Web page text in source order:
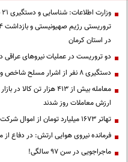
در استان کرمان
دو تروریست در عملیات نیروهای عراقی
دستگیری ۸ نفر از اشرار مسلح شاخص و مرتبطین گروهک‌های تروریستی
معامله بیش از ۴۱۳ هزار
ارزش معاملات روز شدند
تهاتر ۱۶۷۳ میلیارد تومان از اموال شرکت‌های تراستی
فرمانده نیروی هوایی ارتش: در دفاع
ماجراجویی در سن ۹۷ سالگی!